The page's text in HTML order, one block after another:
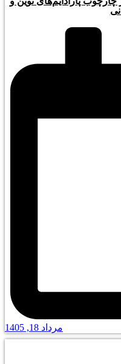
مرداد 18, 1405